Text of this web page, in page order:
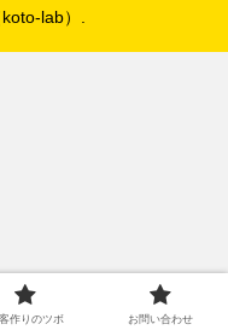
lab）.
作りのツボ お問い合わせ